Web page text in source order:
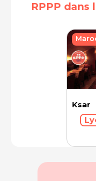
RPPP
Ksar